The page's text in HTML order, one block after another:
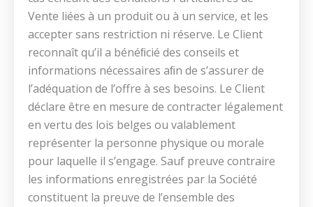
Vente liées à un produit ou à un service, et les
accepter sans restriction ni réserve. Le Client
reconnaît qu’il a bénéﬁcié des conseils et
informations nécessaires aﬁn de s’assurer de
l’adéquation de l’offre à ses besoins. Le Client
déclare être en mesure de contracter légalement
en vertu des lois belges ou valablement
représenter la personne physique ou morale
pour laquelle il s’engage. Sauf preuve contraire
les informations enregistrées par la Société
constituent la preuve de l’ensemble des